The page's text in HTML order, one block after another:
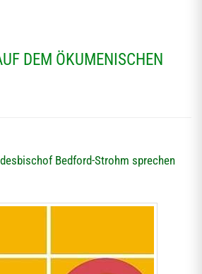
DEM ÖKUMENISCHEN
Bedford-Strohm sprechen